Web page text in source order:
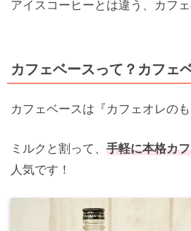
アイスコーヒーとは違う、カフ
カフェベースって？カフェ
カフェベースは『カフェオレのも
ミルクと割って、 手軽に本格カ
人気です！